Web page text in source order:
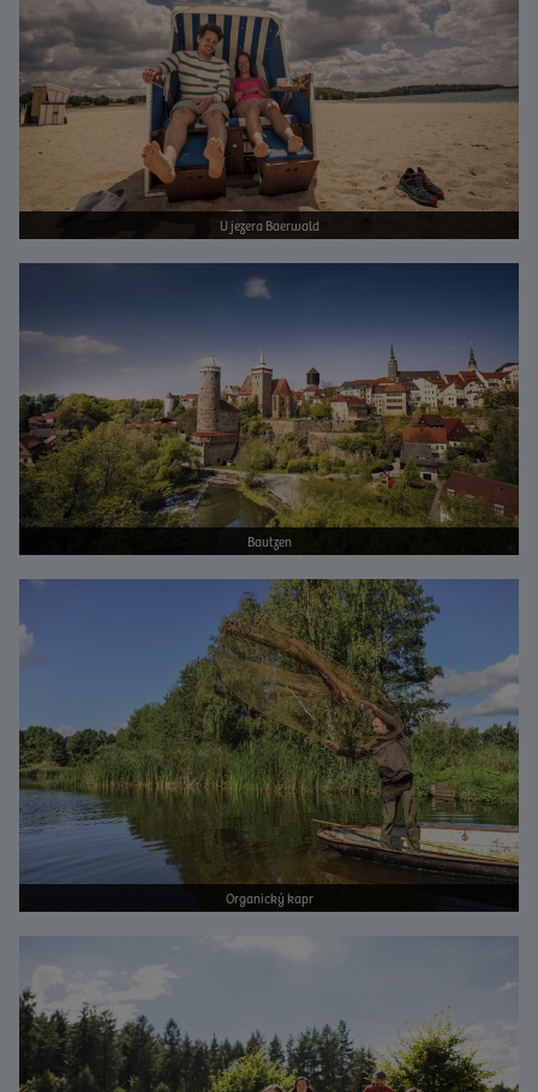
U jezera Baerwald
Bautzen
Organický kapr